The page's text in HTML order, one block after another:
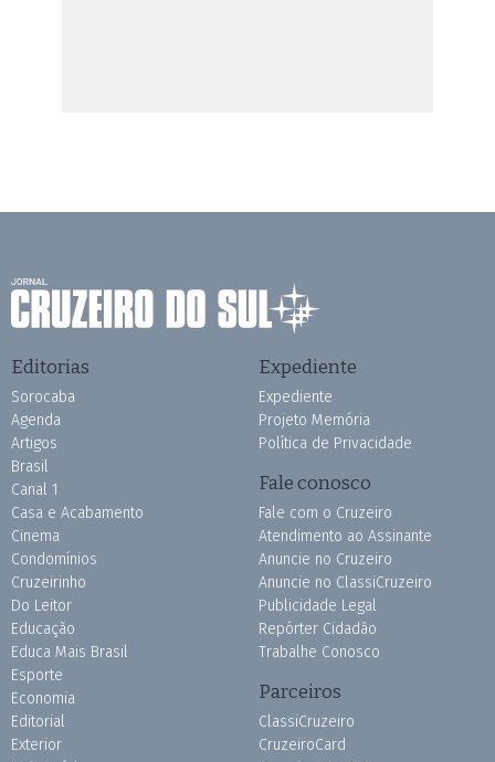
Editorias
Sorocaba
Agenda
Artigos
Brasil
Canal 1
Casa e Acabamento
Cinema
Condomínios
Cruzeirinho
Do Leitor
Educação
Educa Mais Brasil
Esporte
Economia
Editorial
Exterior
Expediente
Expediente
Projeto Memória
Política de Privacidade
Fale conosco
Fale com o Cruzeiro
Atendimento ao Assinante
Anuncie no Cruzeiro
Anuncie no ClassiCruzeiro
Publicidade Legal
Repórter Cidadão
Trabalhe Conosco
Parceiros
ClassiCruzeiro
CruzeiroCard